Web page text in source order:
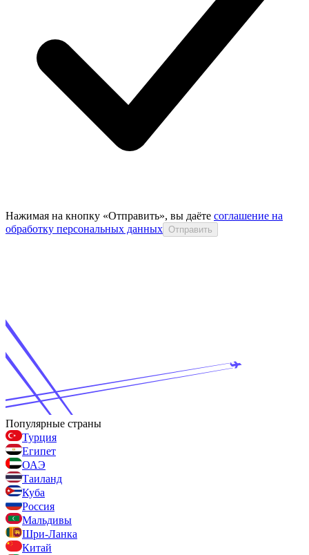
Нажимая на кнопку «Отправить», вы даёте соглашение на
обработку персональных данных Отправить
Популярные страны
Турция
Египет
ОАЭ
Таиланд
Куба
Россия
Мальдивы
Шри-Ланка
Китай